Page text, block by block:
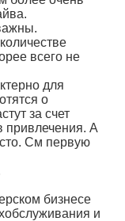
всего не
для
о
за счет
привлечения. А
См первую
бизнесе
и